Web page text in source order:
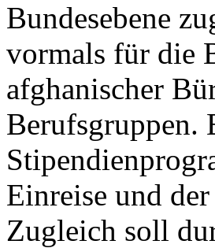
Bundesebene
vormals für die
afghanischer
Berufsgruppen.
Einreise und
Zugleich soll